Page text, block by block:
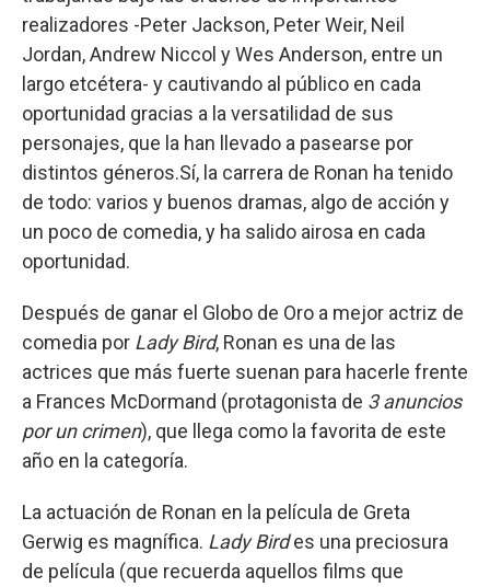
realizadores -Peter Jackson, Peter Weir, Neil
Jordan, Andrew Niccol y Wes Anderson, entre un
largo etcétera- y cautivando al público en cada
oportunidad gracias a la versatilidad de sus
personajes, que la han llevado a pasearse por
distintos géneros.Sí, la carrera de Ronan ha tenido
de todo: varios y buenos dramas, algo de acción y
un poco de comedia, y ha salido airosa en cada
oportunidad.
Después de ganar el Globo de Oro a mejor actriz de
comedia por Lady Bird, Ronan es una de las
actrices que más fuerte suenan para hacerle frente
a Frances McDormand (protagonista de 3 anuncios
por un crimen), que llega como la favorita de este
año en la categoría.
La actuación de Ronan en la película de Greta
Gerwig es magnífica. Lady Birdes una preciosura
de película (que recuerda aquellos films que